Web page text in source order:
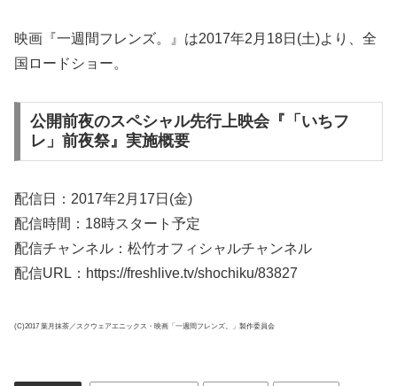
映画『一週間フレンズ。』は2017年2月18日(土)より、全
国ロードショー。
公開前夜のスペシャル先行上映会『「いちフ
レ」前夜祭』実施概要
配信日：2017年2月17日(金)
配信時間：18時スタート予定
配信チャンネル：松竹オフィシャルチャンネル
配信URL：https://freshlive.tv/shochiku/83827
(C)2017 葉月抹茶／スクウェアエニックス・映画「一週間フレンズ。」製作委員会